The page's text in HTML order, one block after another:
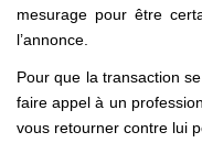
mesurage pour être
l’annonce.
Pour que la transaction
faire appel à un
vous retourner contre lui